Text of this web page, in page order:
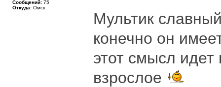
Сообщений: 75
Откуда: Омск
Мультик
конечно он
этот смысл идет
взрослое